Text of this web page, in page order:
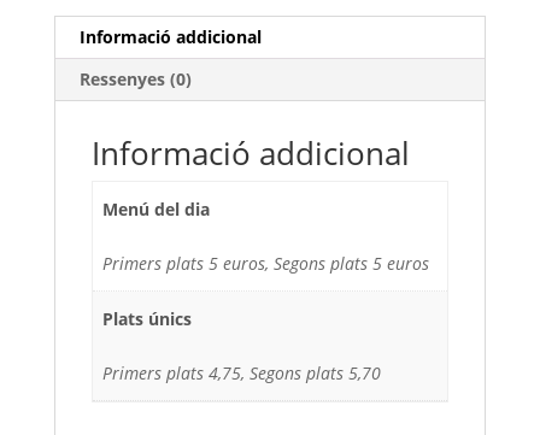
únic)Informació addicional
Ressenyes (0)
Informació addicional
Menú del dia
Primers plats 5 euros, Segons plats 5 euros
Plats únics
Primers plats 4,75, Segons plats 5,70